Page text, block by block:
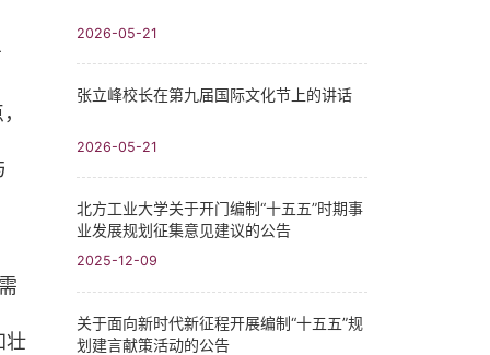
壮
2026-05-21
张立峰校长在第九届国际文化节上的讲话
2026-05-21
北方工业大学关于开门编制“十五五”时期事
业发展规划征集意见建议的公告
2025-12-09
关于面向新时代新征程开展编制“十五五”规
划建言献策活动的公告